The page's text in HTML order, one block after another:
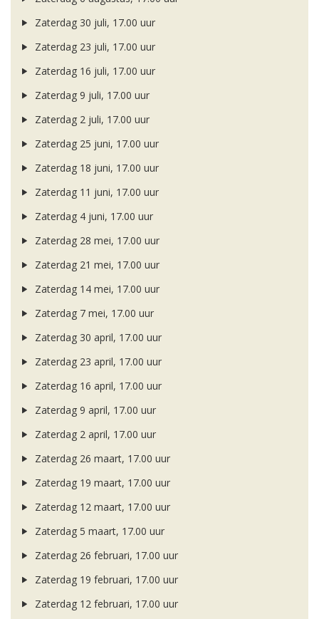
Zaterdag 30 juli, 17.00 uur
Zaterdag 23 juli, 17.00 uur
Zaterdag 16 juli, 17.00 uur
Zaterdag 9 juli, 17.00 uur
Zaterdag 2 juli, 17.00 uur
Zaterdag 25 juni, 17.00 uur
Zaterdag 18 juni, 17.00 uur
Zaterdag 11 juni, 17.00 uur
Zaterdag 4 juni, 17.00 uur
Zaterdag 28 mei, 17.00 uur
Zaterdag 21 mei, 17.00 uur
Zaterdag 14 mei, 17.00 uur
Zaterdag 7 mei, 17.00 uur
Zaterdag 30 april, 17.00 uur
Zaterdag 23 april, 17.00 uur
Zaterdag 16 april, 17.00 uur
Zaterdag 9 april, 17.00 uur
Zaterdag 2 april, 17.00 uur
Zaterdag 26 maart, 17.00 uur
Zaterdag 19 maart, 17.00 uur
Zaterdag 12 maart, 17.00 uur
Zaterdag 5 maart, 17.00 uur
Zaterdag 26 februari, 17.00 uur
Zaterdag 19 februari, 17.00 uur
Zaterdag 12 februari, 17.00 uur